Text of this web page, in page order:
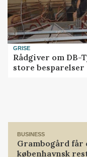
GRISE
Rådgiver om DB-
store besparelser
BUSINESS
Grambogård får
københavnsk